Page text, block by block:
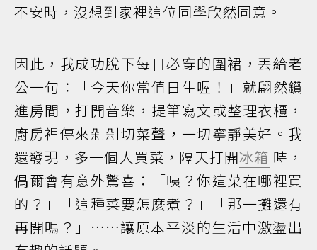
不安時，沒想到家裡這位同學欣然同意。
因此，我成功脫下每日必穿的圍裙，丟給老
公一句：「今天你當值日生喔！」就翩然鑽
進房間，打開音樂，提筆寫文或整理衣櫃，
廚房裡傳來剁剁切菜聲，一切寧靜美好。我
還發現，多一個人買菜，隔天打開冰箱 時，
偶爾會有意外驚喜：「咦？你這菜在哪裡買
的？」「這種菜要怎麼煮？」「那一攤還有
再開嗎？」……讓原本平淡的生活中激盪出